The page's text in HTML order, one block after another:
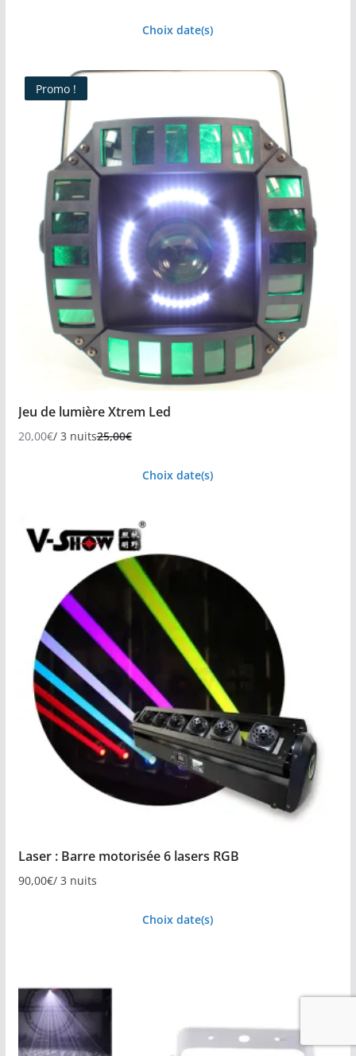
Choix date(s)
Promo !
Jeu de lumière Xtrem Led
25,00€
20,00€/ 3 nuits
Choix date(s)
Laser : Barre motorisée 6 lasers RGB
90,00€/ 3 nuits
Choix date(s)